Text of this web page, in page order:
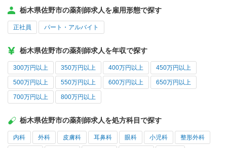
栃木県佐野市の薬剤師求人を雇用形態で探す
正社員 パート・アルバイト
栃木県佐野市の薬剤師求人を年収で探す
300万円以上 350万円以上 400万円以上 450万円以上
500万円以上 550万円以上 600万円以上 650万円以上
700万円以上 800万円以上
栃木県佐野市の薬剤師求人を処方科目で探す
内科 外科 皮膚科 耳鼻科 眼科 小児科 整形外科